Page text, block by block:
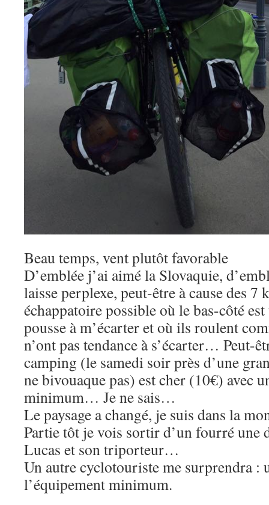
Beau temps, vent plutôt favorable
D’emblée j’ai aimé la Slovaquie,
laisse perplexe, peut-être à cause des 7
échappatoire possible où le bas-côté
pousse à m’écarter et où ils roulent
n’ont pas tendance à s’écarter… Peut-
camping (le samedi soir près d’une
ne bivouaque pas) est cher (10€) avec
minimum… Je ne sais…
Le paysage a changé, je suis dans la
Partie tôt je vois sortir d’un fourré une
Lucas et son triporteur…
Un autre cyclotouriste me surprendra :
l’équipement minimum.